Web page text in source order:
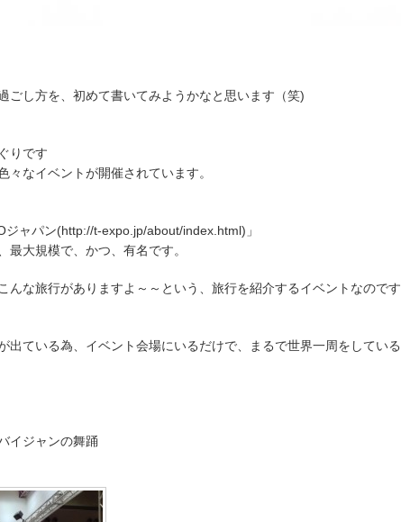
ごし方を、初めて書いてみようかなと思います（笑)
りです
々なイベントが開催されています。
ジャパン(http://t-expo.jp/about/index.html)」
最大規模で、かつ、有名です。
んな旅行がありますよ～～という、旅行を紹介するイベントなのです
出ている為、イベント会場にいるだけで、まるで世界一周をしている
イジャンの舞踊